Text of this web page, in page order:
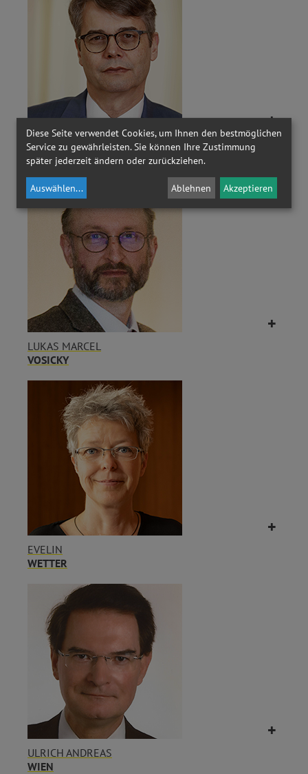
WOLFGANG
REHNER
LUKAS MARCEL
VOSICKY
EVELIN
WETTER
ULRICH ANDREAS
WIEN
Diese Seite verwendet Cookies, um Ihnen den bestmöglichen
Service zu gewährleisten. Sie können Ihre Zustimmung
später jederzeit ändern oder zurückziehen.
Auswählen... Ablehnen Akzeptieren